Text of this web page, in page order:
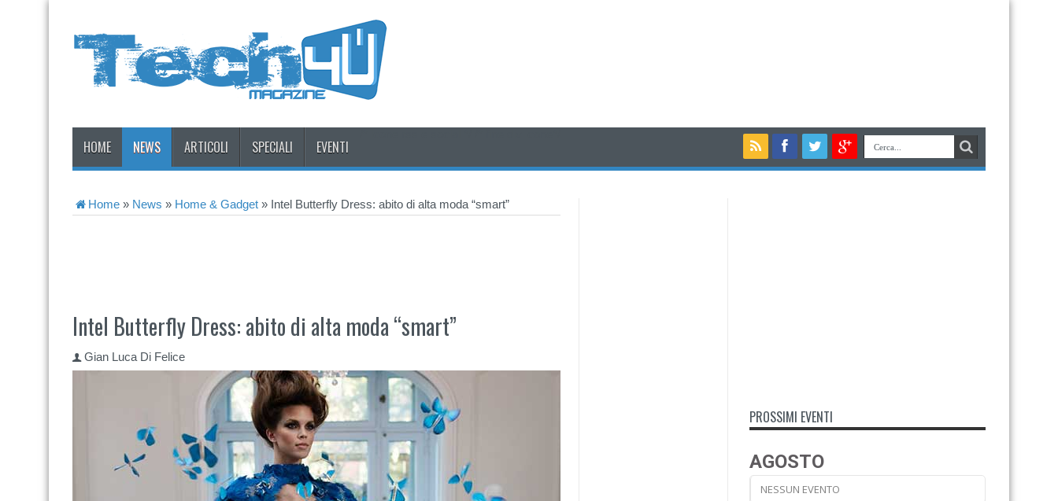
HOME NEWS ARTICOLI SPECIALI EVENTI
Home » News » Home & Gadget » Intel Butterfly Dress: abito di alta moda “smart”
Intel Butterfly Dress: abito di alta moda “smart”
Gian Luca Di Felice
PROSSIMI EVENTI
AGOSTO
NESSUN EVENTO